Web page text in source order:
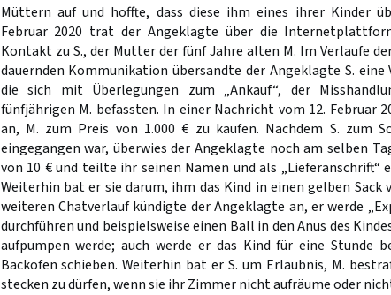
Müttern auf und hoffte, dass diese ihm eines ihrer Kinder
Februar 2020 trat der Angeklagte über die
Kontakt zu S., der Mutter der fünf Jahre alten M. Im Verlaufe
dauernden Kommunikation übersandte der Angeklagte S.
die sich mit Überlegungen zum „Ankauf“, der
fünfjährigen M. befassten. In einer Nachricht vom 12. Februar
an, M. zum Preis von 1.000 € zu kaufen. Nachdem S. zum
eingegangen war, überwies der Angeklagte noch am selben
von 10 € und teilte ihr seinen Namen und als „Lieferanschrift“
Weiterhin bat er sie darum, ihm das Kind in einen gelben Sack
weiteren Chatverlauf kündigte der Angeklagte an, er werde
durchführen und beispielsweise einen Ball in den Anus des
aufpumpen werde; auch werde er das Kind für eine Stunde
Backofen schieben. Weiterhin bat er S. um Erlaubnis, M.
stecken zu dürfen, wenn sie ihr Zimmer nicht aufräume oder